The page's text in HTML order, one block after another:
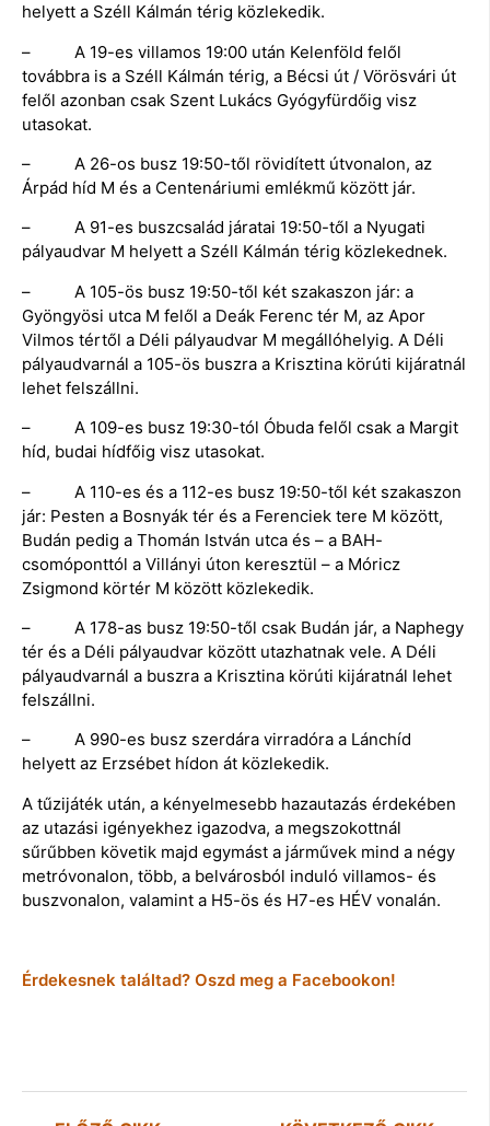
helyett a Széll Kálmán térig közlekedik.
– A 19-es villamos 19:00 után Kelenföld felől
továbbra is a Széll Kálmán térig, a Bécsi út / Vörösvári út
felől azonban csak Szent Lukács Gyógyfürdőig visz
utasokat.
– A 26-os busz 19:50-től rövidített útvonalon, az
Árpád híd M és a Centenáriumi emlékmű között jár.
– A 91-es buszcsalád járatai 19:50-től a Nyugati
pályaudvar M helyett a Széll Kálmán térig közlekednek.
– A 105-ös busz 19:50-től két szakaszon jár: a
Gyöngyösi utca M felől a Deák Ferenc tér M, az Apor
Vilmos tértől a Déli pályaudvar M megállóhelyig. A Déli
pályaudvarnál a 105-ös buszra a Krisztina körúti kijáratnál
lehet felszállni.
– A 109-es busz 19:30-tól Óbuda felől csak a Margit
híd, budai hídfőig visz utasokat.
– A 110-es és a 112-es busz 19:50-től két szakaszon
jár: Pesten a Bosnyák tér és a Ferenciek tere M között,
Budán pedig a Thomán István utca és – a BAH-
csomóponttól a Villányi úton keresztül – a Móricz
Zsigmond körtér M között közlekedik.
– A 178-as busz 19:50-től csak Budán jár, a Naphegy
tér és a Déli pályaudvar között utazhatnak vele. A Déli
pályaudvarnál a buszra a Krisztina körúti kijáratnál lehet
felszállni.
– A 990-es busz szerdára virradóra a Lánchíd
helyett az Erzsébet hídon át közlekedik.
A tűzijáték után, a kényelmesebb hazautazás érdekében
az utazási igényekhez igazodva, a megszokottnál
sűrűbben követik majd egymást a járművek mind a négy
metróvonalon, több, a belvárosból induló villamos- és
buszvonalon, valamint a H5-ös és H7-es HÉV vonalán.
Érdekesnek találtad? Oszd meg a Facebookon!